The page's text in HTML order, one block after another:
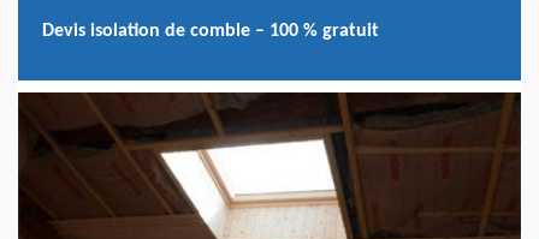
Devis isolation de comble – 100 % gratuit